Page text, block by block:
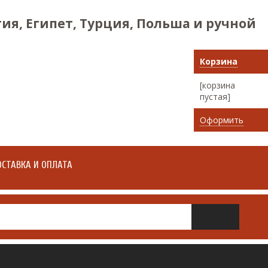
Египет, Турция, Польша и ручной
Корзина
[корзина
пустая]
Оформить
И ОПЛАТА